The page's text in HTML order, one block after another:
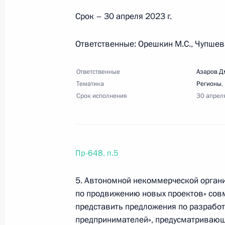
Перечень поручений по итогам
1 марта 2023 года, среда
1 марта 2023 года, 22:00
8 февраля 2023 года, среда
Перечень поручений по итогам
Срок – 30 апреля 2023 г.
Ответственные: Орешкин М.С.,
Ответственные
Азаров
Тематика
Регионы,
Срок исполнения
30
Пр-648, п.5
5. Автономной некоммерческой
по продвижению новых проектов»
представить предложения по
предпринимателей»,